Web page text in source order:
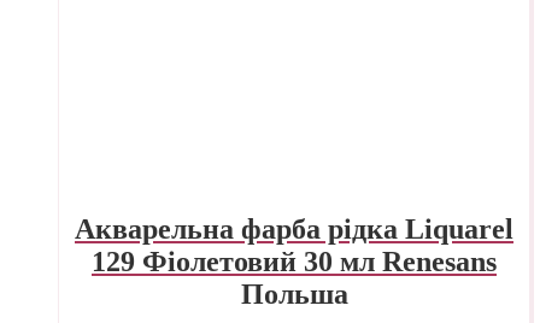
Акварельна фарба рідка Liquarel
129 Фіолетовий 30 мл Renesans
Польша